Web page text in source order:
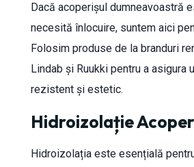
Dacă acoperișul dumneavoastră
necesită înlocuire, suntem aici
Folosim produse de la branduri
Lindab și Ruukki pentru a asigura
rezistent și estetic.
Hidroizolație
Hidroizolația este esențială